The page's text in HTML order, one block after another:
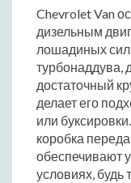
Chevrolet Van
дизельным
лошадиных
турбонаддува,
достаточный
делает его
или
коробка
обеспечивают
условиях, будь